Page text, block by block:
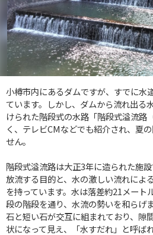
小樽市内にあるダムですが、すでに水
ています。しかし、ダムから流れ出る
けられた階段式の水路「階段式溢流路
く、テレビCMなどでも紹介され、夏
せん。
階段式溢流路は大正3年に造られた施
放流する目的と、水の激しい流れによ
を持っています。水は落差約21メート
段の階段を通り、水流の勢いを和らげ
石と短い石が交互に組まれており、隙
状になって見え、「水すだれ」と呼ば